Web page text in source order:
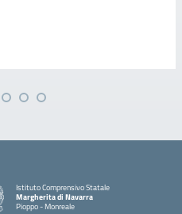
Istituto Comprensivo Statale
Margherita di Navarra
Pioppo - Monreale